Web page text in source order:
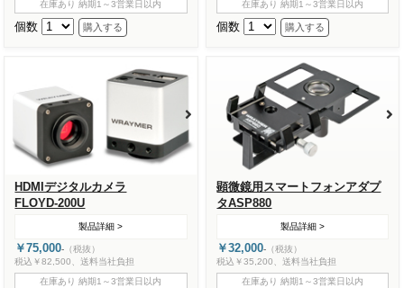
在庫あり 納期1～3営業日以内
個数
在庫あり 納期1～3営業日以内
個数
HDMIデジタルカメラ
FLOYD-200U
製品詳細 >
￥75,000- （税抜）
税込￥82,500、送料当社負担
在庫あり 納期1～3営業日以内
顕微鏡用スマートフォンアダプ
タASP880
製品詳細 >
￥32,000- （税抜）
税込￥35,200、送料当社負担
在庫あり 納期1～3営業日以内